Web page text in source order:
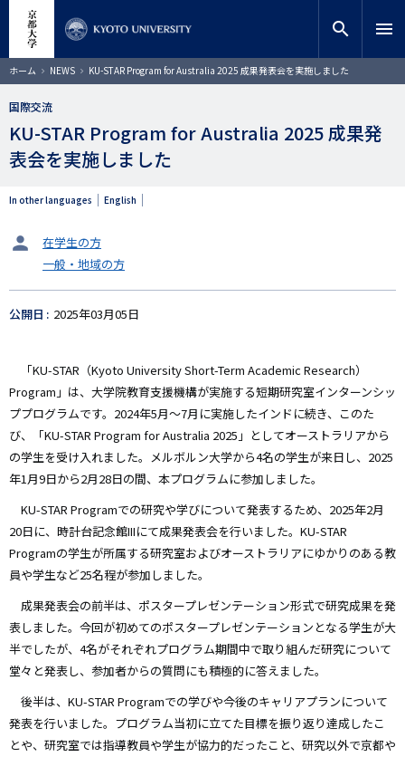
コ
ン
テ
ン
に
移
サイト内検索 search menu
ホーム NEWS KU-STAR Program for Australia 2025 成果発表会を実施しました
国際交流
KU-STAR Program for Australia 2025 成果発
表会を実施しました
In other languages English
タ
ッ
ト
在学生の方
一般・地域の方
公開日 2025年03月05日
「KU-STAR（Kyoto University Short-Term Academic Research）
Program」は、大学院教育支援機構が実施する短期研究室インターンシッ
ププログラムです。2024年5月～7月に実施したインドに続き、このた
び、「KU-STAR Program for Australia 2025」としてオーストラリアから
の学生を受け入れました。メルボルン大学から4名の学生が来日し、2025
年1月9日から2月28日の間、本プログラムに参加しました。
KU-STAR Programでの研究や学びについて発表するため、2025年2月
20日に、時計台記念館IIIにて成果発表会を行いました。KU-STAR
Programの学生が所属する研究室およびオーストラリアにゆかりのある教
員や学生など25名程が参加しました。
成果発表会の前半は、ポスタープレゼンテーション形式で研究成果を発
表しました。今回が初めてのポスタープレゼンテーションとなる学生が大
半でしたが、4名がそれぞれプログラム期間中で取り組んだ研究について
堂々と発表し、参加者からの質問にも積極的に答えました。
後半は、KU-STAR Programでの学びや今後のキャリアプランについて
発表を行いました。プログラム当初に立てた目標を振り返り達成したこ
とや、研究室では指導教員や学生が協力的だったこと、研究以外で京都や